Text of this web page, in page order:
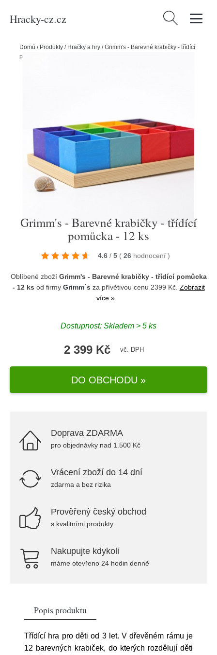
Hracky-cz.cz Vyhledávání
Domů / Produkty / Hračky a hry /Grimm's - Barevné krabičky - třídící
pomůcka - 12 ks
Grimm's - Barevné krabičky - třídící
pomůcka - 12 ks
4.6 / 5 ( 26 hodnocení )
Oblíbené zboží Grimm's - Barevné krabičky - třídící pomůcka
- 12 ks od firmy Grimm´s za přívětivou cenu 2399 Kč. Zobrazit
více »
Dostupnost: Skladem > 5 ks
2 399 Kč vč. DPH
DO OBCHODU »
Doprava ZDARMA
pro objednávky nad 1.500 Kč
Vrácení zboží do 14 dní
zdarma a bez rizika
Prověřený český obchod
s kvalitními produkty
Nakupujte kdykoli
máme otevřeno 24 hodin denně
Popis produktu
Třídící hra pro děti od 3 let. V dřevěném rámu je
12 barevných krabiček, do kterých rozdělují děti